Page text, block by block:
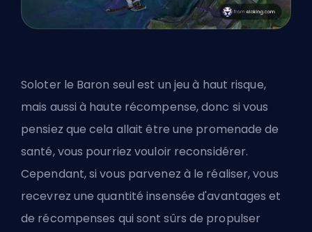
Soloter le Baron seul est un jeu à haut risque,
mais aussi à haute récompense, donc si vous
pensiez que cela allait être une promenade de
santé, vous pourriez vouloir reconsidérer.
Cependant, si vous parvenez à le réaliser, vous
recevrez une quantité insensée d'avantages et
de récompenses qui sont sûrs de propulser